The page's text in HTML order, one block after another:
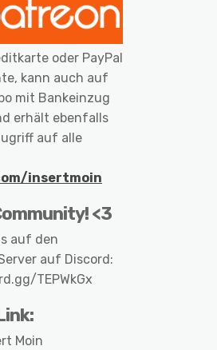
oder PayPal
kann auch auf
mit Bankeinzug
erhält ebenfalls
auf alle
insertmoin
<3
auf den
auf Discord:
TEPWkGx
Moin